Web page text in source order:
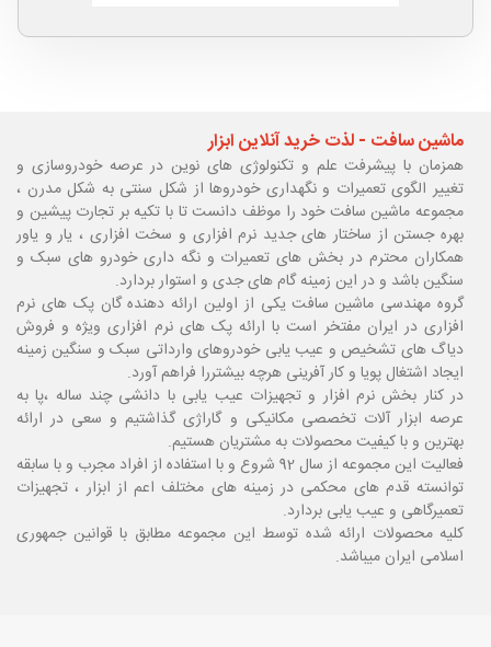
ماشین سافت - لذت خرید آنلاین ابزار
همزمان با پیشرفت علم و تکنولوژی های نوین در عرصه خودروسازی و
تغییر الگوی تعمیرات و نگهداری خودروها از شکل سنتی به شکل مدرن ،
مجموعه ماشین سافت خود را موظف دانست تا با تکیه بر تجارت پیشین و
بهره جستن از ساختار های جدید نرم افزاری و سخت افزاری ، یار و یاور
همکاران محترم در بخش های تعمیرات و نگه داری خودرو های سبک و
سنگین باشد و در این زمینه گام های جدی و استوار بردارد.
گروه مهندسی ماشین سافت یکی از اولین ارائه دهنده گان پک های نرم
افزاری در ایران مفتخر است با ارائه پک های نرم افزاری ویژه و فروش
دیاگ های تشخیص و عیب یابی خودروهای وارداتی سبک و سنگین زمینه
ایجاد اشتغال پویا و کار آفرینی هرچه بیشتررا فراهم آورد.
در کنار بخش نرم افزار و تجهیزات عیب یابی با دانشی چند ساله ،پا به
عرصه ابزار آلات تخصصی مکانیکی و گاراژی گذاشتیم و سعی در ارائه
بهترین و با کیفیت محصولات به مشتریان هستیم.
فعالیت این مجموعه از سال 92 شروع و با استفاده از افراد مجرب و با سابقه
توانسته قدم های محکمی در زمینه های مختلف اعم از ابزار ، تجهیزات
تعمیرگاهی و عیب یابی بردارد.
کلیه محصولات ارائه شده توسط این مجموعه مطابق با قوانین جمهوری
اسلامی ایران میباشد.